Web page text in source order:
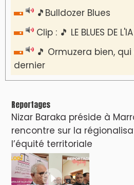
🎵Bulldozer Blues
Clip : 🎵 LE BLUES DE L'IA
🎵 Ormuzera bien,
dernier
Reportages
Nizar Baraka préside à
rencontre sur la
l’équité territoriale